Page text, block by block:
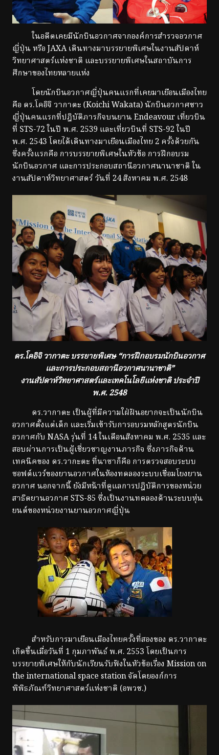
ในอดีตเคยมีนักบินอวกาศจากองค์การสำรวจอวกาศ
ญี่ปุ่น หรือ JAXA เดินทางมาบรรยายพิเศษในงานสัปดาห์
วิทยาศาสตร์แห่งชาติ และบรรยายพิเศษในสถาบันการ
ศึกษาของไทยหลายแห่ง
โดยนักบินอวกาศญี่ปุ่นคนแรกที่เคยมาเยือนเมืองไทย
คือ ดร.โคอิจิ วากาตะ (Koichi Wakata) นักบินอวกาศชาว
ญี่ปุ่นคนแรกที่ปฎิบัติภารกิจบนยาน Endeavour เที่ยวบิน
ที่ STS-72 ในปี พ.ศ. 2539 และเที่ยวบินที่ STS-92 ในปี
พ.ศ. 2543 โดยได้เดินทางมาเยือนเมืองไทย 2 ครั้งด้วยกัน
ซึ่งครั้งแรกคือ การบรรยายพิเศษในหัวข้อ การฝึกอบรม
นักบินอวกาศ และการประกอบสถานีอวกาศนานาชาติ ใน
งานสัปดาห์วิทยาศาสตร์ วันที่ 24 สิงหาคม พ.ศ. 2548
ดร.โคอิจิ วากาตะ บรรยายพิเศษ “การฝึกอบรมนักบินอวกาศ
และการประกอบสถานีอวกาศนานาชาติ”
งานสัปดาห์วิทยาศาสตร์และเทคโนโลยีแห่งชาติ ประจำปี
พ.ศ. 2548
ดร.วากาตะ เป็นผู้ที่มีความใฝ่ฝันอยากจะเป็นนักบิน
อวกาศตั้งแต่เด็ก และเริ่มเข้ารับการอบรมหลักสูตรนักบิน
อวกาศกับ NASA รุ่นที่ 14 ในเดือนสิงหาคม พ.ศ. 2535 และ
สอบผ่านการเป็นผู้เชี่ยวชาญงานภารกิจ ซึ่งภารกิจด้าน
เทคนิคของ ดร.วากะตะ ที่นาซาก็คือ การตรวจสอบระบบ
ซอฟต์แวร์ของยานอวกาศในห้องทดลองระบบเชื่อมโยงยาน
อวกาศ นอกจากนี้ ยังมีหน้าที่ดูแลการปฎิบัติการของหน่วย
สาธิตยานอวกาศ STS-85 ซึ่งเป็นงานทดลองด้านระบบหุ่น
ยนต์ของหน่วยงานยานอวกาศญี่ปุ่น
สำหรับการมาเยือนเมืองไทยครั้งที่สองของ ดร.วากาตะ
เกิดขึ้นเมื่อวันที่ 1 กุมภาพันธ์ พ.ศ. 2553 โดยเป็นการ
บรรยายพิเศษให้กับนักเรียนรับฟังในหัวข้อเรื่อง Mission on
the international space station จัดโดยองก์การ
พิพิธภัณฑ์วิทยาศาสตร์แห่งชาติ (อพวช.)